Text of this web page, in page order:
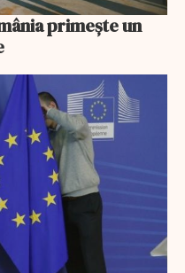
primește un